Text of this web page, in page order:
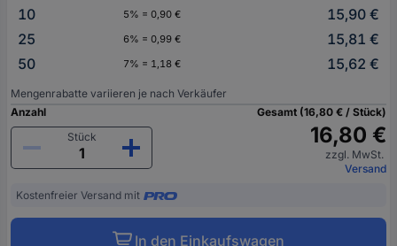
10
5% = 0,90 €
15,90 €
25
6% = 0,99 €
15,81 €
50
7% = 1,18 € 15,62 €
Mengenrabatte variieren je nach Verkäufer
Anzahl
Stück
Gesamt (16,80 € / Stück)
16,80 €
zzgl. MwSt.
Versand
Kostenfreier Versand mit
In den Einkaufswagen